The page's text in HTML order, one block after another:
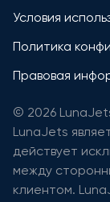
Условия
Политика
Правовая
© 2026
LunaJets
действует
между
клиентом.